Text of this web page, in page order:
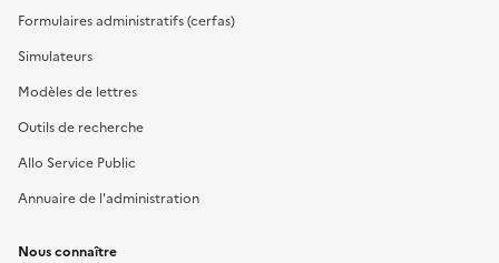
Formulaires administratifs (cerfas)
Simulateurs
Modèles de lettres
Outils de recherche
Allo Service Public
Annuaire de l'administration
Nous connaître